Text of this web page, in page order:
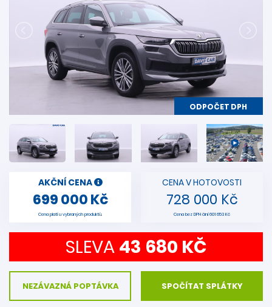
ODPOČET DPH
AKČNÍ CENA
699 000 Kč
Cena platí u vybraných produktů.
CENA V HOTOVOSTI
728 000 Kč
Cena bez DPH činí 601 653 Kč
SLEVA 43 680 KČ
NEZÁVAZNÁ POPTÁVKA SPOČÍTAT SPLÁTKY